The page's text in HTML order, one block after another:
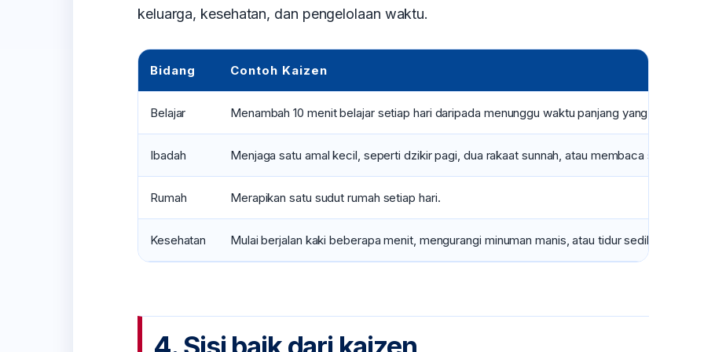
keluarga, kesehatan, dan pengelolaan waktu.
Bidang Contoh Kaizen
Belajar Menambah 10 menit belajar setiap hari daripada menunggu waktu panjang yang tidak
Ibadah Menjaga satu amal kecil, seperti dzikir pagi, dua rakaat sunnah, atau membaca satu
Rumah Merapikan satu sudut rumah setiap hari.
Kesehatan Mulai berjalan kaki beberapa menit, mengurangi minuman manis, atau tidur sedikit lebih